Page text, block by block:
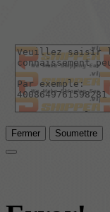
Fermer Soumettre